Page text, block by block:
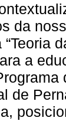
da
a
de